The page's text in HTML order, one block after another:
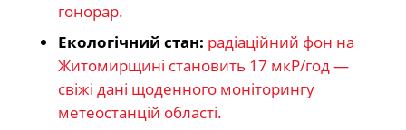
гонорар.
Екологічний стан: радіаційний фон на
Житомирщині становить 17 мкР/год —
свіжі дані щоденного моніторингу
метеостанцій області.